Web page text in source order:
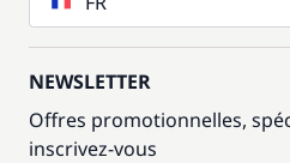
NEWSLETTER
Offres promotionnelles,
inscrivez-vous